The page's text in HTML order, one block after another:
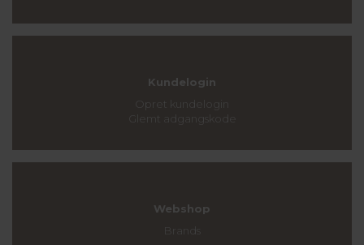
Kundelogin
Opret kundelogin
Glemt adgangskode
Webshop
Brands